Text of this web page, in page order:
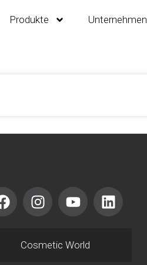
Produkte Unternehmen
Cosmetic World